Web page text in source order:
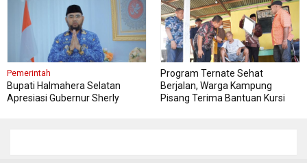
Pemerintah
Bupati Halmahera Selatan
Apresiasi Gubernur Sherly
Program Ternate Sehat
Berjalan, Warga Kampung
Pisang Terima Bantuan Kursi